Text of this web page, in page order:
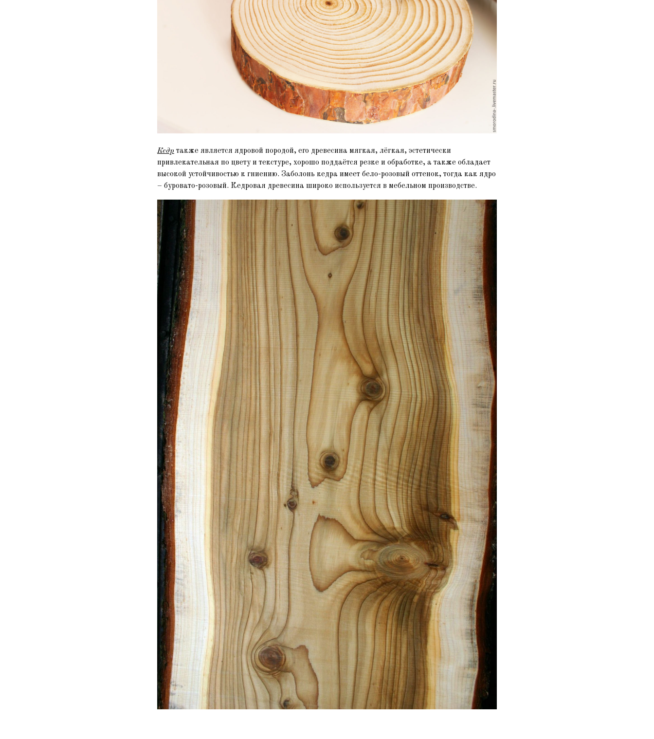
Кедр также является ядровой породой, его древесина мягкая, лёгкая, эстетически
привлекательная по цвету и текстуре, хорошо поддаётся резке и обработке, а также обладает
высокой устойчивостью к гниению. Заболонь кедра имеет бело-розовый оттенок, тогда как ядро
– буровато-розовый. Кедровая древесина широко используется в мебельном производстве.